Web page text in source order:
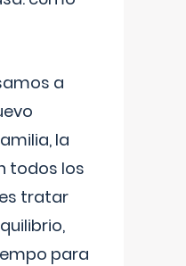
a
la
todos los
tratar
para